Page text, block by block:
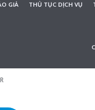
GIÁ THỦ TỤC DỊCH VỤ